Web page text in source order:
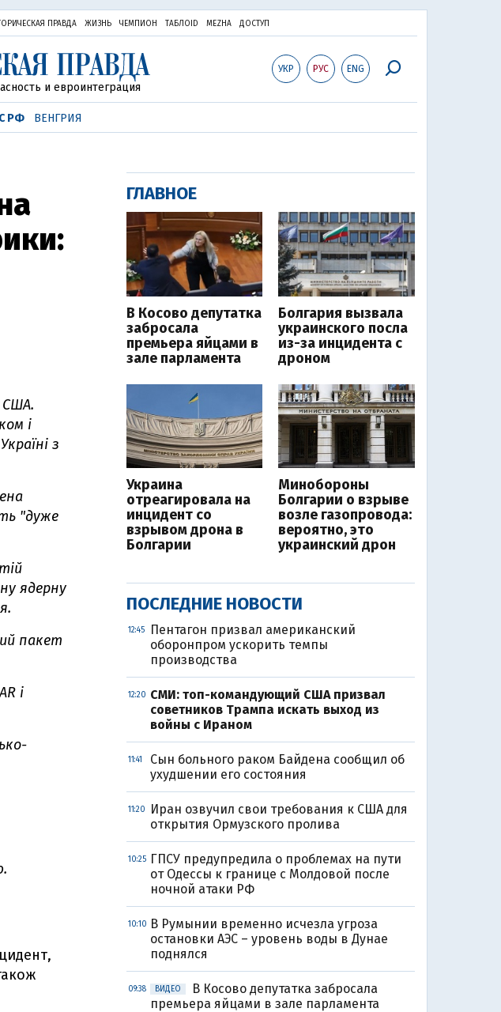
ПРАВДА ЖИЗНЬ ЧЕМПИОН ТАБЛОID MEZHA ДОСТУП
УКР РУС ENG
и евроинтеграция
РФ ВЕНГРИЯ
США.
і
з
"дуже
ядерну
пакет
і
ГЛАВНОЕ
В Косово депутатка
забросала
премьера яйцами в
зале парламента
Болгария вызвала
украинского посла
из-за инцидента с
дроном
Украина
отреагировала на
инцидент со
взрывом дрона в
Болгарии
Минобороны
Болгарии о взрыве
возле газопровода:
вероятно, это
украинский дрон
ПОСЛЕДНИЕ НОВОСТИ
12:45
Пентагон призвал американский
оборонпром ускорить темпы
производства
12:20 СМИ: топ-командующий США призвал
советников Трампа искать выход из
войны с Ираном
11:41
Сын больного раком Байдена сообщил об
ухудшении его состояния
11:20
Иран озвучил свои требования к США для
открытия Ормузского пролива
10:25
ГПСУ предупредила о проблемах на пути
от Одессы к границе с Молдовой после
ночной атаки РФ
10:10
В Румынии временно исчезла угроза
остановки АЭС – уровень воды в Дунае
поднялся
09:38 ВИДЕО
В Косово депутатка забросала
премьера яйцами в зале парламента